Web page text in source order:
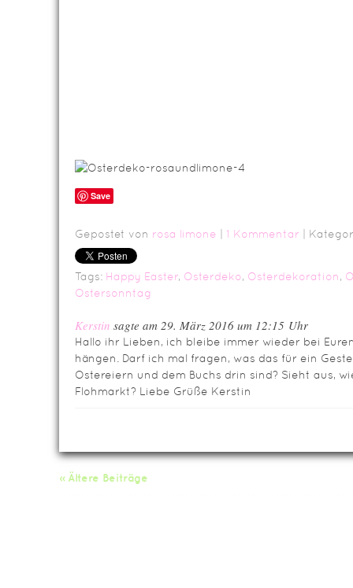
Save
Gepostet von rosa limone 1 Kommentar |
Tags: Happy Easter, Osterdeko, Osterdekoration,
Ostersonntag
Kerstin sagte am 29. März 2016 um 12:15 Uhr
Hallo ihr Lieben, ich bleibe immer wieder bei
hängen. Darf ich mal fragen, was das für ein
Ostereiern und dem Buchs drin sind? Sieht aus,
Flohmarkt? Liebe Grüße Kerstin
« Ältere Beiträge